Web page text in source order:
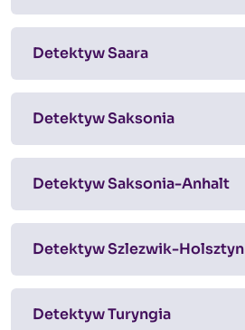
Detektyw Saara
Detektyw Saksonia
Detektyw Saksonia-Anhalt
Detektyw Szlezwik-Holsztyn
Detektyw Turyngia